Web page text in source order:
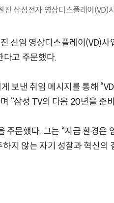
진 삼성전자 영상디스플레이(VD)
신임 영상디스플레이(VD)사
다고 주문했다.
보낸 취임 메시지를 통해
“삼성 TV의 다음 20년을 준
주문했다. 그는 “지금 환경은
지 않는 자기 성찰과 혁신의